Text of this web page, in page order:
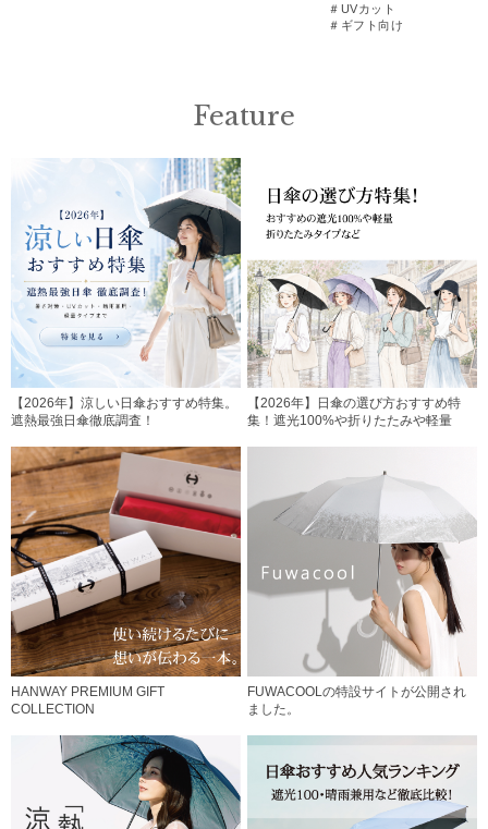
＃UVカット
＃ギフト向け
Feature
【2026年】涼しい日傘おすすめ特集。
遮熱最強日傘徹底調査！
【2026年】日傘の選び方おすすめ特
集！遮光100%や折りたたみや軽量
HANWAY PREMIUM GIFT
COLLECTION
FUWACOOLの特設サイトが公開され
ました。